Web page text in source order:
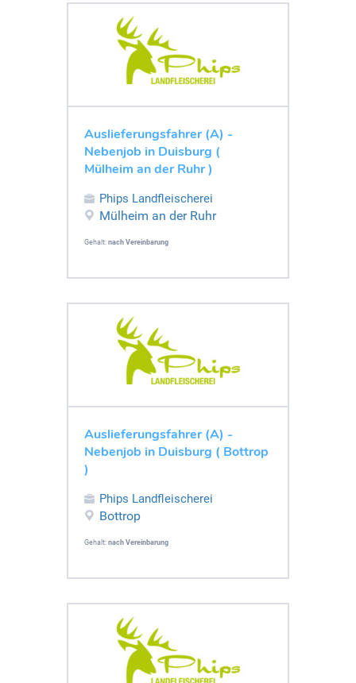
Auslieferungsfahrer (A) -
Nebenjob in Duisburg (
Mülheim an der Ruhr )
Phips Landfleischerei
Mülheim an der Ruhr
Gehalt: nach Vereinbarung
Auslieferungsfahrer (A) -
Nebenjob in Duisburg ( Bottrop
)
Phips Landfleischerei
Bottrop
Gehalt: nach Vereinbarung